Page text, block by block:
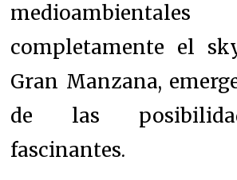
medioambientales
completamente el
Gran Manzana,
de las
fascinantes.